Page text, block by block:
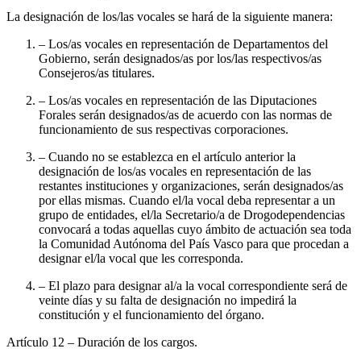
La designación de los/las vocales se hará de la siguiente manera:
– Los/as vocales en representación de Departamentos del
Gobierno, serán designados/as por los/las respectivos/as
Consejeros/as titulares.
– Los/as vocales en representación de las Diputaciones
Forales serán designados/as de acuerdo con las normas de
funcionamiento de sus respectivas corporaciones.
– Cuando no se establezca en el artículo anterior la
designación de los/as vocales en representación de las
restantes instituciones y organizaciones, serán designados/as
por ellas mismas. Cuando el/la vocal deba representar a un
grupo de entidades, el/la Secretario/a de Drogodependencias
convocará a todas aquellas cuyo ámbito de actuación sea toda
la Comunidad Autónoma del País Vasco para que procedan a
designar el/la vocal que les corresponda.
– El plazo para designar al/a la vocal correspondiente será de
veinte días y su falta de designación no impedirá la
constitución y el funcionamiento del órgano.
Artículo 12 – Duración de los cargos.